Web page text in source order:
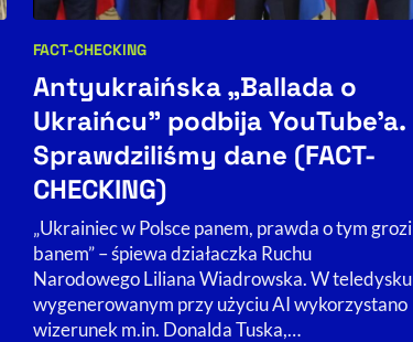
Kategorie artykułu:
FACT-CHECKING
Antyukraińska „Ballada o
Ukraińcu” podbija YouTube'a.
Sprawdziliśmy dane (FACT-
CHECKING)
„Ukrainiec w Polsce panem, prawda o tym grozi
banem” – śpiewa działaczka Ruchu
Narodowego Liliana Wiadrowska. W teledysku
wygenerowanym przy użyciu AI wykorzystano
wizerunek m.in. Donalda Tuska,…